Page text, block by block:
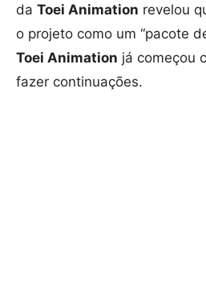
da Toei Animation revelou
o projeto como um “pacote
Toei Animation já começou
fazer continuações.